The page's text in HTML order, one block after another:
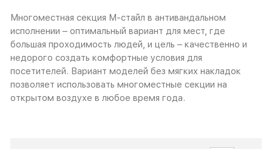
Многоместная секция М-стайл в антивандальном
исполнении – оптимальный вариант для мест, где
большая проходимость людей, и цель – качественно и
недорого создать комфортные условия для
посетителей. Вариант моделей без мягких накладок
позволяет использовать многоместные секции на
открытом воздухе в любое время года.